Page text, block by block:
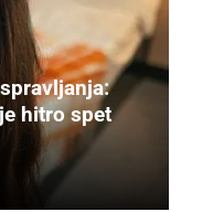
hitro spet